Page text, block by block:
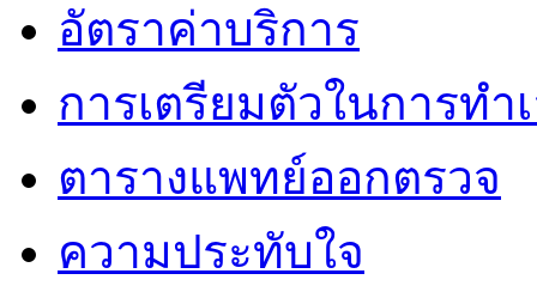
อัตราค่าบริการ
การเตรียมตัวในการทำ
ตารางแพทย์ออกตรวจ
ความประทับใจ